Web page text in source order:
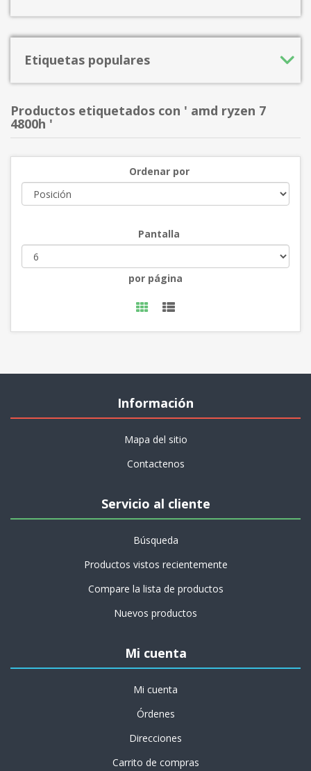
Etiquetas populares
Productos etiquetados con ' amd ryzen 7
4800h '
Ordenar por
Pantalla
por página
Información
Mapa del sitio
Contactenos
Servicio al cliente
Búsqueda
Productos vistos recientemente
Compare la lista de productos
Nuevos productos
Mi cuenta
Mi cuenta
Órdenes
Direcciones
Carrito de compras